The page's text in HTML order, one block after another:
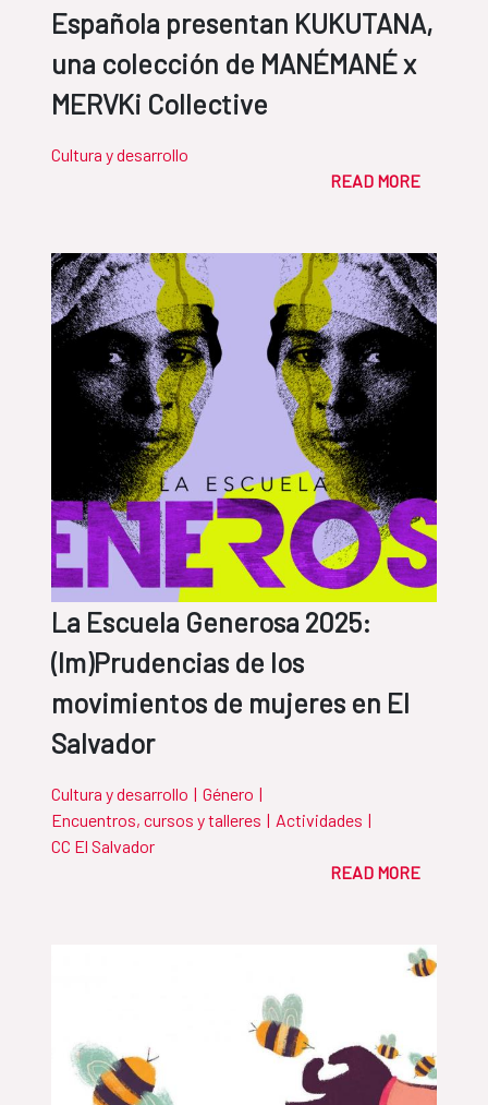
Española presentan KUKUTANA,
una colección de MANÉMANÉ x
MERVKi Collective
Cultura y desarrollo
READ MORE
La Escuela Generosa 2025:
(Im)Prudencias de los
movimientos de mujeres en El
Salvador
Cultura y desarrollo | Género |
Encuentros, cursos y talleres | Actividades |
CC El Salvador
READ MORE